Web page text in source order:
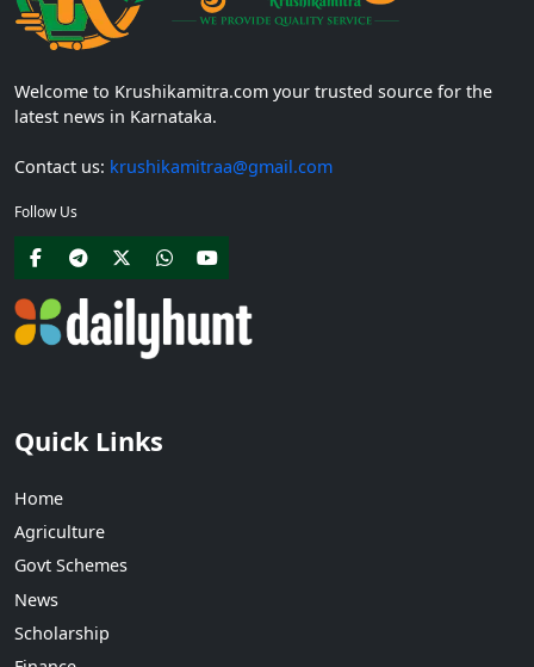
Welcome to Krushikamitra.com your trusted source for the
latest news in Karnataka.
Contact us: krushikamitraa@gmail.com
Follow Us
Quick Links
Home
Agriculture
Govt Schemes
News
Scholarship